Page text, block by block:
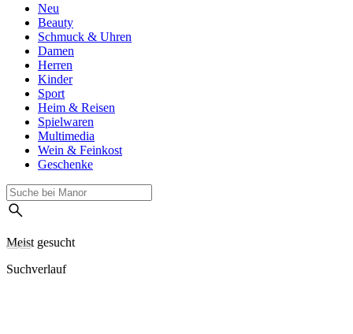
Neu
Beauty
Schmuck & Uhren
Damen
Herren
Kinder
Sport
Heim & Reisen
Spielwaren
Multimedia
Wein & Feinkost
Geschenke
Meist gesucht
Suchverlauf